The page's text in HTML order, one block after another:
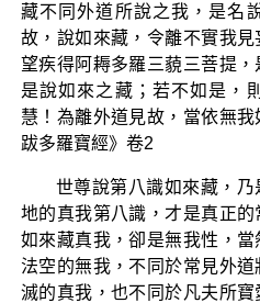
藏不同外道所說之我，是名
故，說如來藏，令離不實我
望疾得阿耨多羅三藐三菩提
是說如來之藏；若不如是，
慧！為離外道見故，當依無
跋多羅寶經》卷2
世尊說第八識如來藏，
地的真我第八識，才是真正
如來藏真我，卻是無我性，
法空的無我，不同於常見外
滅的真我，也不同於凡夫所